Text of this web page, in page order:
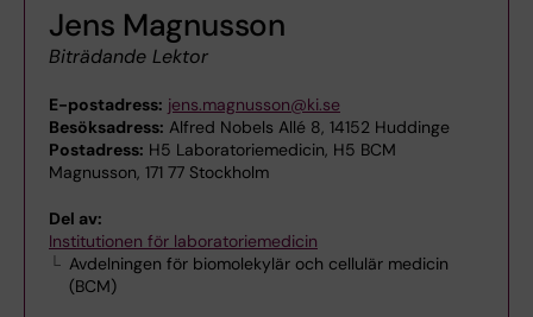
Jens Magnusson
Biträdande Lektor
E-postadress: jens.magnusson@ki.se
Besöksadress: Alfred Nobels Allé 8, 14152 Huddinge
Postadress: H5 Laboratoriemedicin, H5 BCM
Magnusson, 171 77 Stockholm
Del av:
Institutionen för laboratoriemedicin
Avdelningen för biomolekylär och cellulär medicin
(BCM)